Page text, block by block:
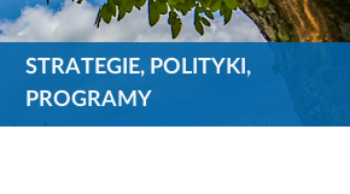
STRATEGIE, POLITYKI,
PROGRAMY